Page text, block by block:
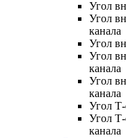
Угол
Угол
канала
Угол
Угол
канала
Угол
канала
Угол Т-
Угол Т-
канала